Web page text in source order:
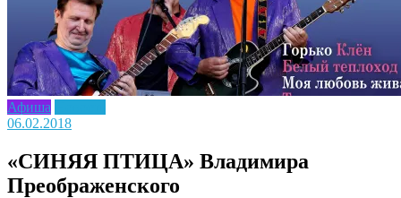
Афиша
06.02.2018
«СИНЯЯ ПТИЦА» Владимира
Преображенского